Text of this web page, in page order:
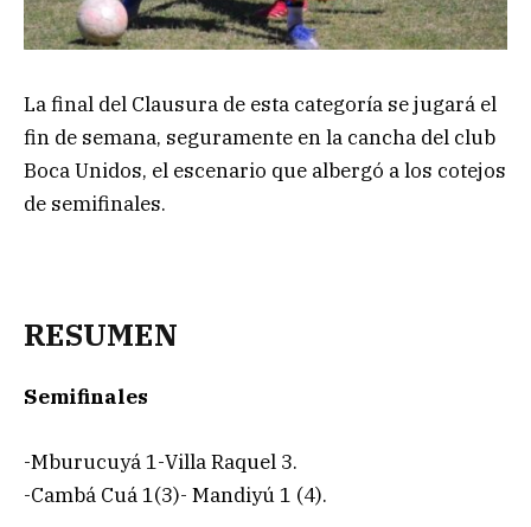
La final del Clausura de esta categoría se jugará el
fin de semana, seguramente en la cancha del club
Boca Unidos, el escenario que albergó a los cotejos
de semifinales.
RESUMEN
Semifinales
-Mburucuyá 1-Villa Raquel 3.
-Cambá Cuá 1(3)- Mandiyú 1 (4).